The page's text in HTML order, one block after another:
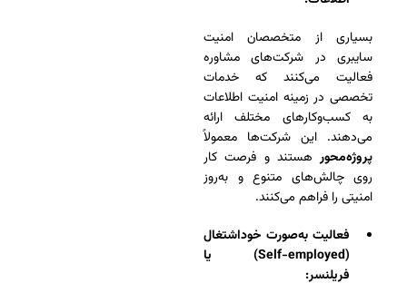
بسیاری از متخصصان امنیت
سایبری در شرکت‌های مشاوره
فعالیت می‌کنند که خدمات
تخصصی در زمینه امنیت اطلاعات
به کسب‌وکارهای مختلف ارائه
می‌دهند. این شرکت‌ها معمولاً
پروژه‌محور هستند و فرصت کار
روی چالش‌های متنوع و به‌روز
امنیتی را فراهم می‌کنند.
فعالیت به‌صورت خوداشتغال
(Self-employed) یا
فریلنسر: